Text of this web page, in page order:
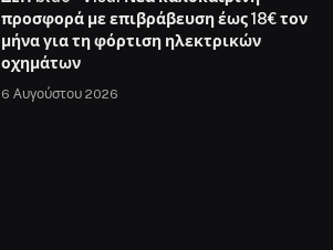
προσφορά με επιβράβευση έως 18€ τον
μήνα για τη φόρτιση ηλεκτρικών
οχημάτων
6 Αυγούστου 2026